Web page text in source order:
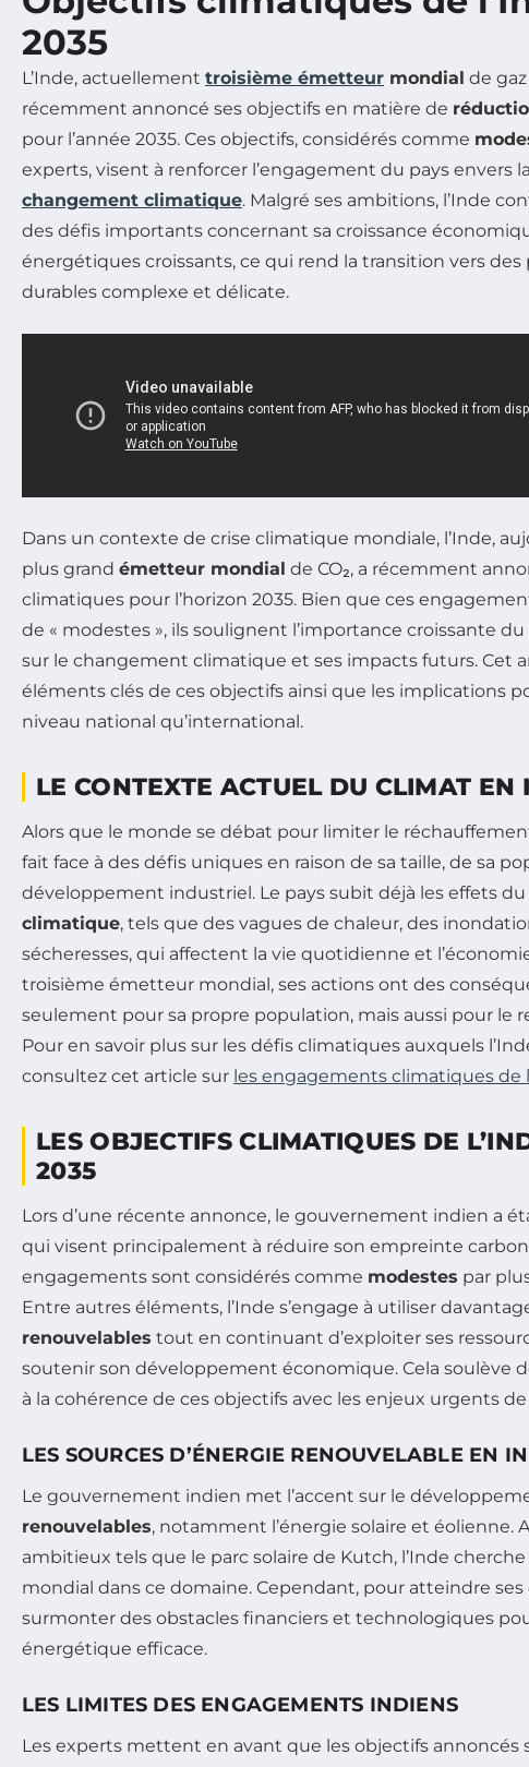
2035
L’Inde, actuellement troisième émetteur mondial de
récemment annoncé ses objectifs en matière de
pour l’année 2035. Ces objectifs, considérés comme
experts, visent à renforcer l’engagement du pays envers la
changement climatique. Malgré ses ambitions, l’Inde
des défis importants concernant sa croissance
énergétiques croissants, ce qui rend la transition vers des
durables complexe et délicate.
Dans un contexte de crise climatique mondiale, l’Inde,
plus grand émetteur mondial de CO₂, a récemment
climatiques pour l’horizon 2035. Bien que ces
de « modestes », ils soulignent l’importance croissante
sur le changement climatique et ses impacts futurs. Cet
éléments clés de ces objectifs ainsi que les implications
niveau national qu’international.
LE CONTEXTE ACTUEL DU CLIMAT EN
Alors que le monde se débat pour limiter le
fait face à des défis uniques en raison de sa taille, de sa
développement industriel. Le pays subit déjà les effets du
climatique, tels que des vagues de chaleur, des
sécheresses, qui affectent la vie quotidienne et
troisième émetteur mondial, ses actions ont des
seulement pour sa propre population, mais aussi pour le
Pour en savoir plus sur les défis climatiques auxquels
consultez cet article sur les engagements climatiques de
LES OBJECTIFS CLIMATIQUES DE
2035
Lors d’une récente annonce, le gouvernement indien a
qui visent principalement à réduire son empreinte
engagements sont considérés comme modestes par
Entre autres éléments, l’Inde s’engage à utiliser
renouvelables tout en continuant d’exploiter ses
soutenir son développement économique. Cela soulève
à la cohérence de ces objectifs avec les enjeux urgents
LES SOURCES D’ÉNERGIE RENOUVELABLE EN
Le gouvernement indien met l’accent sur le
renouvelables, notamment l’énergie solaire et éolienne.
ambitieux tels que le parc solaire de Kutch, l’Inde
mondial dans ce domaine. Cependant, pour atteindre ses
surmonter des obstacles financiers et technologiques
énergétique efficace.
LES LIMITES DES ENGAGEMENTS INDIENS
Les experts mettent en avant que les objectifs annoncés